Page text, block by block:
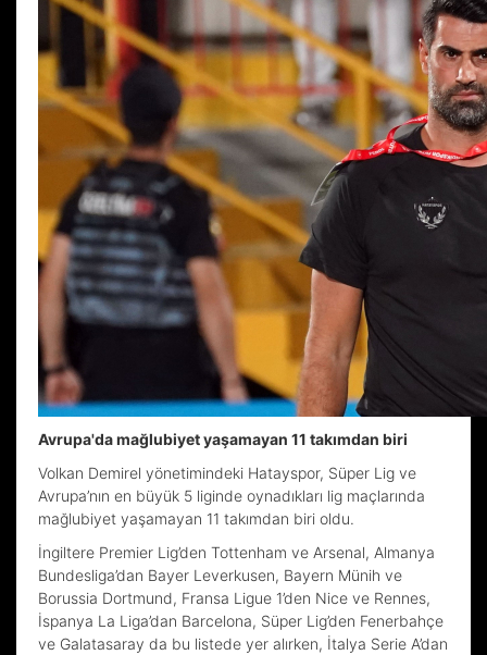
Avrupa'da mağlubiyet yaşamayan 11 takımdan biri
Volkan Demirel yönetimindeki Hatayspor, Süper Lig ve
Avrupa’nın en büyük 5 liginde oynadıkları lig maçlarında
mağlubiyet yaşamayan 11 takımdan biri oldu.
İngiltere Premier Lig’den Tottenham ve Arsenal, Almanya
Bundesliga’dan Bayer Leverkusen, Bayern Münih ve
Borussia Dortmund, Fransa Ligue 1’den Nice ve Rennes,
İspanya La Liga’dan Barcelona, Süper Lig’den Fenerbahçe
ve Galatasaray da bu listede yer alırken, İtalya Serie A’dan